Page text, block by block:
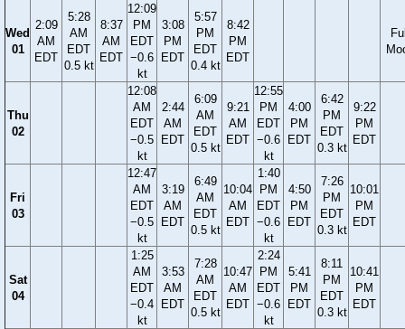
Wed
01
2:09
AM
EDT
5:28
AM
EDT
0.5 kt
8:37
AM
EDT
12:09
PM
EDT
−0.6
kt
3:08
PM
EDT
5:57
PM
EDT
0.4 kt
8:42
PM
EDT
Thu
02
12:08
AM
EDT
−0.5
kt
2:44
AM
EDT
6:09
AM
EDT
0.5 kt
9:21
AM
EDT
12:55
PM
EDT
−0.6
kt
4:00
PM
EDT
6:42
PM
EDT
0.3 kt
9:22
PM
EDT
Fri
03
12:47
AM
EDT
−0.5
kt
3:19
AM
EDT
6:49
AM
EDT
0.5 kt
10:04
AM
EDT
1:40
PM
EDT
−0.6
kt
4:50
PM
EDT
7:26
PM
EDT
0.3 kt
10:01
PM
EDT
Sat
04
1:25
AM
EDT
−0.4
kt
3:53
AM
EDT
7:28
AM
EDT
0.5 kt
10:47
AM
EDT
2:24
PM
EDT
−0.6
kt
5:41
PM
EDT
8:11
PM
EDT
0.3 kt
10:41
PM
EDT